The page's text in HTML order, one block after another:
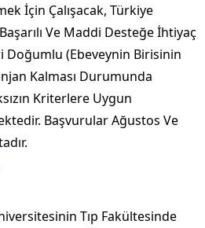
İçin Çalışacak, Türkiye
Ve Maddi Desteğe İhtiyaç
Doğumlu (Ebeveynin Birisinin
Kalması Durumunda
Kriterlere Uygun
Başvurular Ağustos Ve
Tıp Fakültesinde